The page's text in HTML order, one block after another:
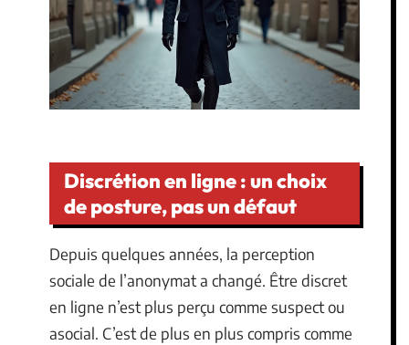
Discrétion en ligne : un choix
de posture, pas un défaut
Depuis quelques années, la perception
sociale de l’anonymat a changé. Être discret
en ligne n’est plus perçu comme suspect ou
asocial. C’est de plus en plus compris comme